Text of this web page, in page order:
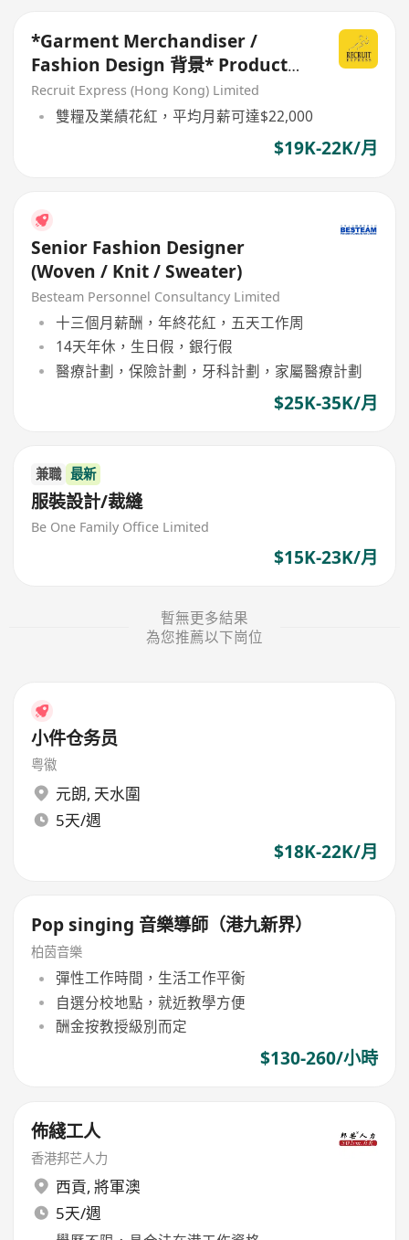
*Garment Merchandiser /
Fashion Design 背景* Product
Developer (要有1年相關經驗)
Recruit Express (Hong Kong) Limited
雙糧及業績花紅，平均月薪可達$22,000
$19K-22K/月
Senior Fashion Designer
(Woven / Knit / Sweater)
Besteam Personnel Consultancy Limited
十三個月薪酬，年終花紅，五天工作周
14天年休，生日假，銀行假
醫療計劃，保險計劃，牙科計劃，家屬醫療計劃
$25K-35K/月
兼職 最新
服裝設計/裁縫
Be One Family Office Limited
$15K-23K/月
暫無更多結果
為您推薦以下崗位
小件仓务员
粤徽
元朗, 天水圍
5天/週
$18K-22K/月
Pop singing 音樂導師（港九新界）
柏茵音樂
彈性工作時間，生活工作平衡
自選分校地點，就近教學方便
酬金按教授級別而定
$130-260/小時
佈綫工人
香港邦芒人力
西貢, 將軍澳
5天/週